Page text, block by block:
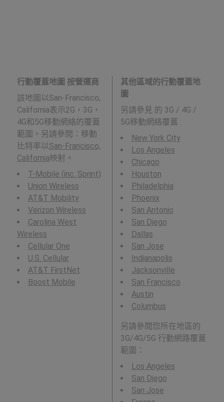
行動覆蓋地圖 按營運商
該地圖以San-Francisco,
California表示2G，3G，
4G和5G移動網絡的覆蓋
範圍。另請參閱：移動
比特率以San-Francisco,
California映射。
T-Mobile (inc. Sprint)
Union Wireless
AT&T Mobility
Verizon Wireless
Carolina West
Wireless
Cellular One
U.S. Cellular
AT&T FirstNet
Boost Mobile
其他區域的行動覆蓋地
圖
另請參見 的 3G / 4G /
5G移動網絡覆蓋 :
New York City
Los Angeles
Chicago
Houston
Philadelphia
Phoenix
San Antonio
San Diego
Dallas
San Jose
Indianapolis
Jacksonville
San Francisco
Austin
Columbus
另請參閱您所在地區的
3G/4G/5G 行動網路覆蓋
範圍：
Los Angeles
San Diego
San Jose